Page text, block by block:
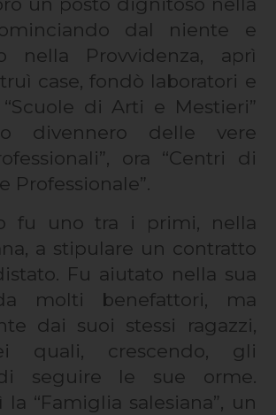
dal niente e
nella Provvidenza, aprì
case, fondò laboratori e
di Arti e Mestieri”
divennero delle vere
ora “Centri di
Professionale”.
fu uno tra i primi, nella
a stipulare un contratto
Fu aiutato nella sua
molti benefattori, ma
dai suoi stessi ragazzi,
quali, crescendo, gli
seguire le sue orme.
la “Famiglia salesiana”, un